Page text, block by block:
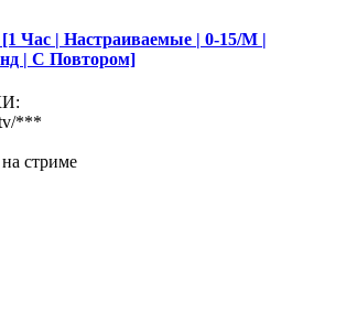
Час | Настраиваемые | 0-15/М |
| С Повтором]
***
стриме